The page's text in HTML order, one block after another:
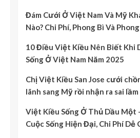
Đám Cưới Ở Việt Nam Và Mỹ
Nào? Chi Phí, Phong Bì Và
10 Điều Việt Kiều Nên Biết Khi
Sống Ở Việt Nam Năm 2025
Chị Việt Kiều San Jose cưới
lãnh sang Mỹ rồi nhận ra sai
Việt Kiều Sống Ở Thủ Dầu Một
Cuộc Sống Hiện Đại, Chi Phí Dễ